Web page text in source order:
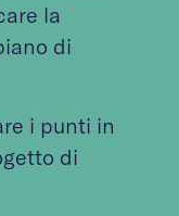
la
di
i punti in
di